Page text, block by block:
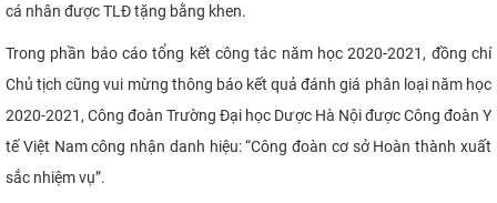
cá nhân được TLĐ tặng bằng khen.
Trong phần báo cáo tổng kết công tác năm học 2020-2021, đồng chí
Chủ tịch cũng vui mừng thông báo kết quả đánh giá phân loại năm học
2020-2021, Công đoàn Trường Đại học Dược Hà Nội được Công đoàn Y
tế Việt Nam công nhận danh hiệu: “Công đoàn cơ sở Hoàn thành xuất
sắc nhiệm vụ”.